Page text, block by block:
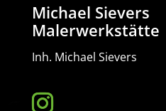
Michael Sievers
Malerwerkstätte
Inh. Michael Sievers